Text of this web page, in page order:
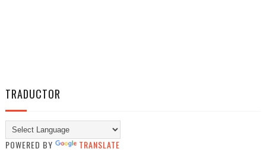
TRADUCTOR
POWERED BY TRANSLATE